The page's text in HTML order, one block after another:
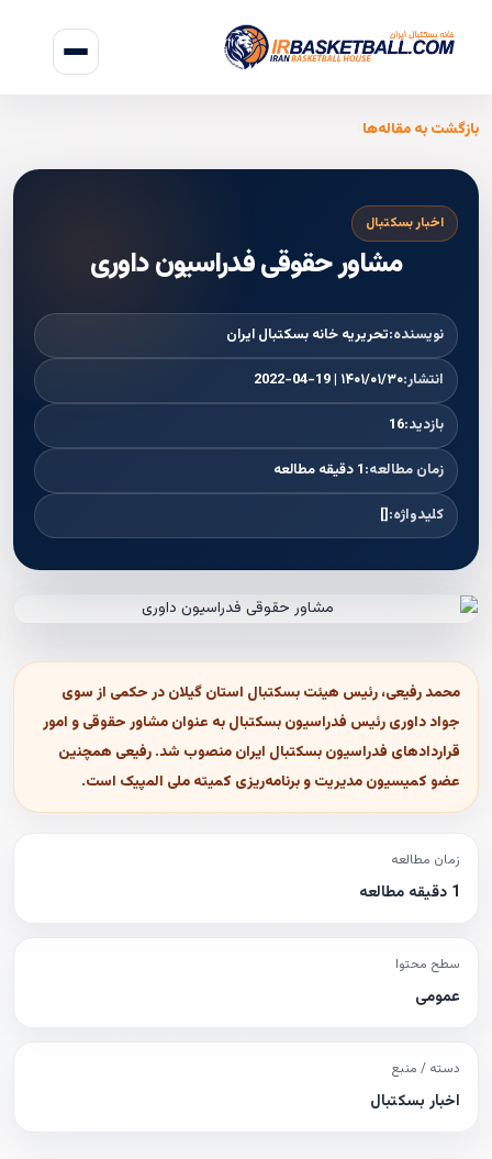
بازگشت به مقاله‌ها
اخبار بسکتبال
مشاور حقوقی فدراسیون داوری
نویسنده:تحریریه خانه بسکتبال ایران
انتشار:۱۴۰۱/۰۱/۳۰ | 2022-04-19
بازدید:16
زمان مطالعه:1 دقیقه مطالعه
کلیدواژه:[]
محمد رفیعی، رئیس هیئت بسکتبال استان گیلان در حکمی از سوی
جواد داوری رئیس فدراسیون بسکتبال به عنوان مشاور حقوقی و امور
قراردادهای فدراسیون بسکتبال ایران منصوب شد. رفیعی همچنین
عضو کمیسیون مدیریت و برنامه‌ریزی کمیته ملی المپیک است.
زمان مطالعه
1 دقیقه مطالعه
سطح محتوا
عمومی
دسته / منبع
اخبار بسکتبال